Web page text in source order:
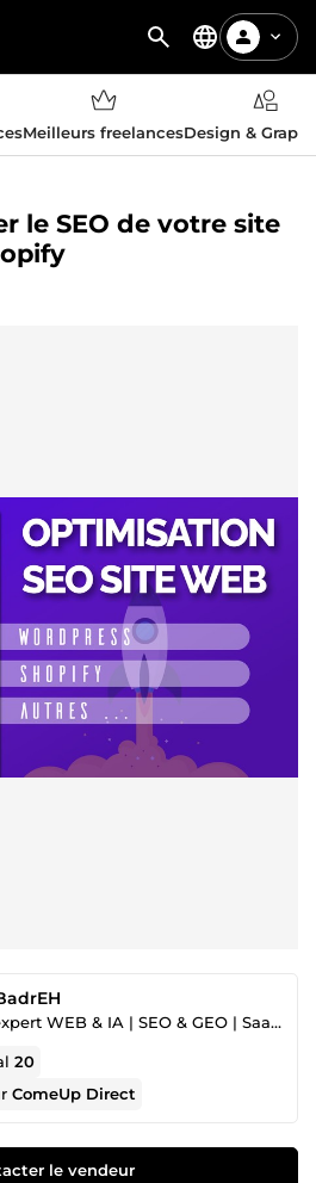
Meilleurs freelancesDesign &
le SEO de votre site
Développeur expert WEB & IA | SEO & GEO | SaaS MVP
20
ComeUp Direct
le vendeur